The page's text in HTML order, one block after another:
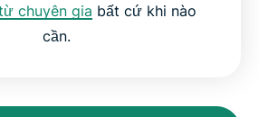
chuyên gia bất cứ khi nào
cần.